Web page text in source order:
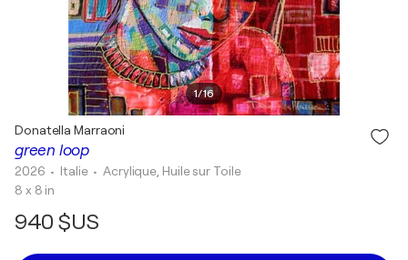
1/16
green loop
Donatella Marraoni
2026 • Italie •Acrylique, Huile sur Toile
8 x 8 in
940 $US